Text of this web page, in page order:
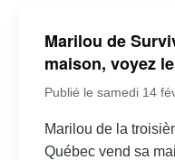
Marilou de
maison, voyez
Publié le samedi 14
Marilou de la
Québec vend sa